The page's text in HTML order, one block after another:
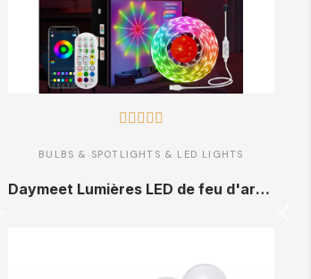
    
BULBS & SPOTLIGHTS & LED LIGHTS
Daymeet Lumières LED de feu d'artifice intelligentes RGB Dream Color pour chambre à coucher avec contrôle à distance par